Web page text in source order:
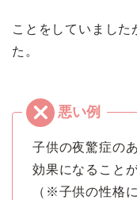
ことをしていました
た。
子供の夜驚症の
効果になることが
（※子供の性格